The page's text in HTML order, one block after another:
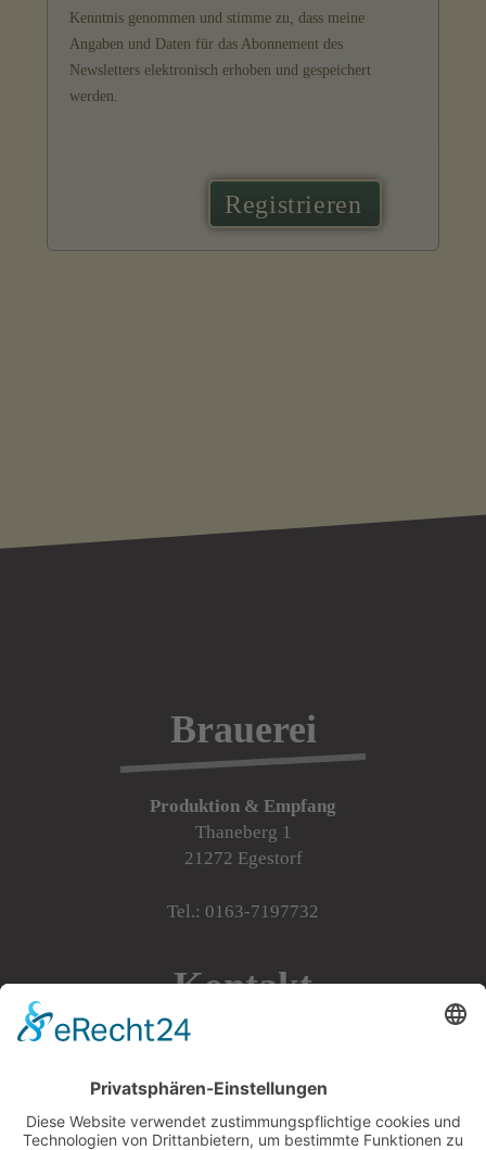
Kenntnis genommen und stimme zu, dass meine
Angaben und Daten für das Abonnement des
Newsletters elektronisch erhoben und gespeichert
werden.
Brauerei
Produktion & Empfang
Thaneberg 1
21272 Egestorf
Tel.: 0163-7197732
Kontakt
E-Mail:info@de-luette.de